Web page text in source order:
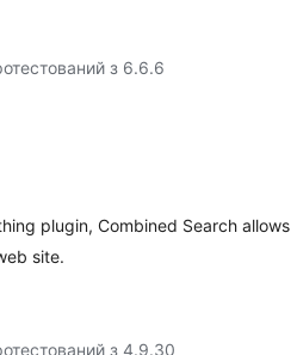
з 6.6.6
plugin, Combined Search allows
site.
з 4.9.30